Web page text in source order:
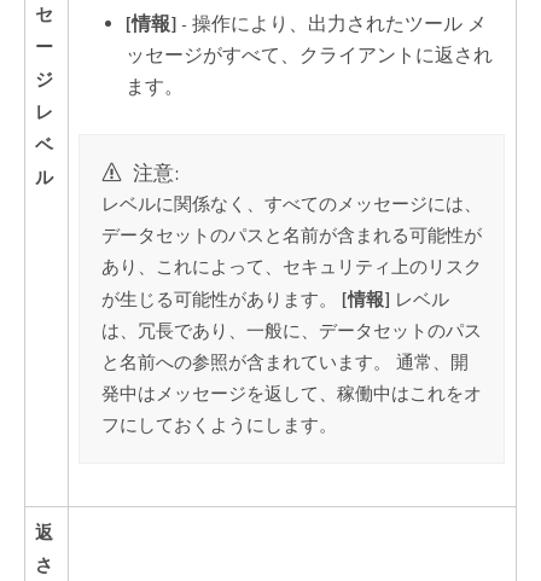
セ
ー
ジ
レ
ベ
ル
[情報] - 操作により、出力されたツール メ
ッセージがすべて、クライアントに返され
ます。
注意:
レベルに関係なく、すべてのメッセージには、
データセットのパスと名前が含まれる可能性が
あり、これによって、セキュリティ上のリスク
が生じる可能性があります。 [情報] レベル
は、冗長であり、一般に、データセットのパス
と名前への参照が含まれています。 通常、開
発中はメッセージを返して、稼働中はこれをオ
フにしておくようにします。
返
さ